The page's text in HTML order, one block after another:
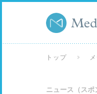
トップ
ニュース（スポ